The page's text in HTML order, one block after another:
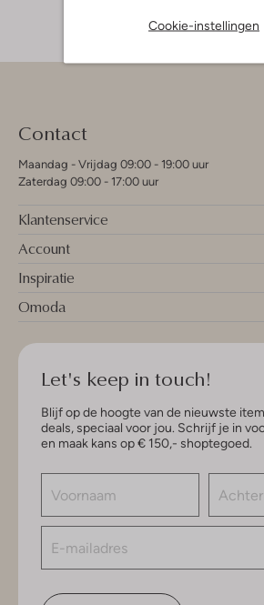
Cookie-instellingen
Contact
Maandag - Vrijdag 09:00 - 19:00 uur
Zaterdag 09:00 - 17:00 uur
Klantenservice
Account
Inspiratie
Omoda
Let's keep in touch!
Blijf op de hoogte van de nieuwste
deals, speciaal voor jou. Schrijf je in
en maak kans op € 150,- shoptegoed.